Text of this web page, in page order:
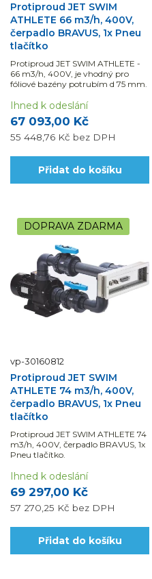
Protiproud JET SWIM
ATHLETE 66 m3/h, 400V,
čerpadlo BRAVUS, 1x Pneu
tlačítko
Protiproud JET SWIM ATHLETE -
66 m3/h, 400V, je vhodný pro
fóliové bazény potrubím d 75 mm.
67 093,00 Kč
55 448,76 Kč bez DPH
Ihned k odeslání
Přidat do košíku
DOPRAVA ZDARMA
vp-30160812
Protiproud JET SWIM
ATHLETE 74 m3/h, 400V,
čerpadlo BRAVUS, 1x Pneu
tlačítko
Protiproud JET SWIM ATHLETE 74
m3/h, 400V, čerpadlo BRAVUS, 1x
Pneu tlačítko.
69 297,00 Kč
57 270,25 Kč bez DPH
Ihned k odeslání
Přidat do košíku